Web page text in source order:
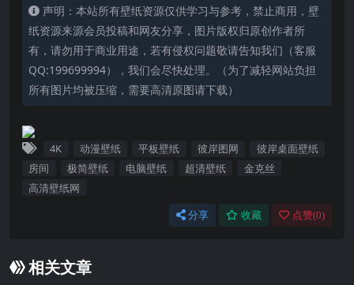
声明：本站所有壁纸资源仅供学习与参考，禁止商用，壁
纸资源来源会员投稿和网友分享，图片版权归原创作者所
有，请勿用于商业用途，若有侵权问题敬请告知我们（客服
QQ:199699994），我们会尽快处理。（为了减轻网站负担
所有图片均被压缩，需要高清原图请下载）
4K 动漫壁纸 平板壁纸 彼岸图网
彼岸桌面壁纸
房间
极简壁纸 电脑壁纸 超清壁纸
金克丝
高清壁纸网
分享 收藏 点赞(0)
相关文章